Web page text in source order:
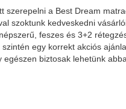
szerepelni a Best Dream
szoktunk kedveskedni
feszes és 3+2
egy korrekt akciós
biztosak lehetünk